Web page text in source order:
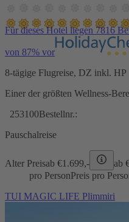
Für dieses Hotel liegen 7816
von 87% vor
8-tägige Flugreise, DZ inkl. HP
Einer der größten Wellness-
253100Bestellnr.:
Pauschalreise
Alter Preisab €1.699,- ab
pro PersonPreis pro
TUI MAGIC LIFE Plimmiri